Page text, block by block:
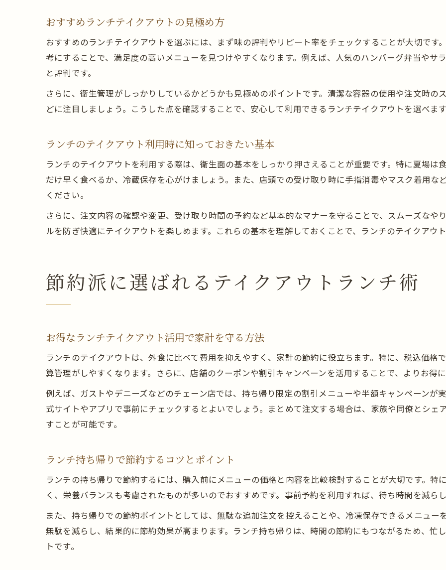
クーポンやキャンペーンで賢くランチを注文
お得なランチ持ち帰りメニューの探し方
ランチの持ち帰りで得する使い方
おすすめランチテイクアウトの見極め方
おすすめのランチテイクアウトを選ぶには、まず味の評判やリピート率をチェックすることが大切です
考にすることで、満足度の高いメニューを見つけやすくなります。例えば、人気のハンバーグ弁当やサ
と評判です。
さらに、衛生管理がしっかりしているかどうかも見極めのポイントです。清潔な容器の使用や注文時の
どに注目しましょう。こうした点を確認することで、安心して利用できるランチテイクアウトを選べます
ランチのテイクアウト利用時に知っておきたい基本
ランチのテイクアウトを利用する際は、衛生面の基本をしっかり押さえることが重要です。特に夏場は
だけ早く食べるか、冷蔵保存を心がけましょう。また、店頭での受け取り時に手指消毒やマスク着用な
ください。
さらに、注文内容の確認や変更、受け取り時間の予約など基本的なマナーを守ることで、スムーズなや
ルを防ぎ快適にテイクアウトを楽しめます。これらの基本を理解しておくことで、ランチのテイクアウ
節約派に選ばれるテイクアウトランチ術
お得なランチテイクアウト活用で家計を守る方法
ランチのテイクアウトは、外食に比べて費用を抑えやすく、家計の節約に役立ちます。特に、税込価格
算管理がしやすくなります。さらに、店舗のクーポンや割引キャンペーンを活用することで、よりお得
例えば、ガストやデニーズなどのチェーン店では、持ち帰り限定の割引メニューや半額キャンペーンが
式サイトやアプリで事前にチェックするとよいでしょう。まとめて注文する場合は、家族や同僚とシェ
すことが可能です。
ランチ持ち帰りで節約するコツとポイント
ランチの持ち帰りで節約するには、購入前にメニューの価格と内容を比較検討することが大切です。特
く、栄養バランスも考慮されたものが多いのでおすすめです。事前予約を利用すれば、待ち時間を減ら
また、持ち帰りでの節約ポイントとしては、無駄な追加注文を控えることや、冷凍保存できるメニュー
無駄を減らし、結果的に節約効果が高まります。ランチ持ち帰りは、時間の節約にもつながるため、忙
トです。